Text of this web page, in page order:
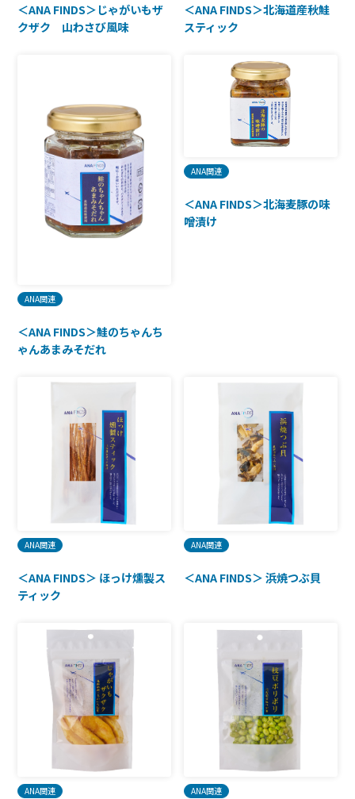
＜ANA FINDS＞じゃがいもザ
クザク 山わさび風味
＜ANA FINDS＞北海道産秋鮭
スティック
ANA関連
＜ANA FINDS＞鮭のちゃんち
ゃんあまみそだれ
ANA関連
＜ANA FINDS＞北海麦豚の味
噌漬け
ANA関連
＜ANA FINDS＞ ほっけ燻製ス
ティック
ANA関連
＜ANA FINDS＞ 浜焼つぶ貝
ANA関連 ANA関連